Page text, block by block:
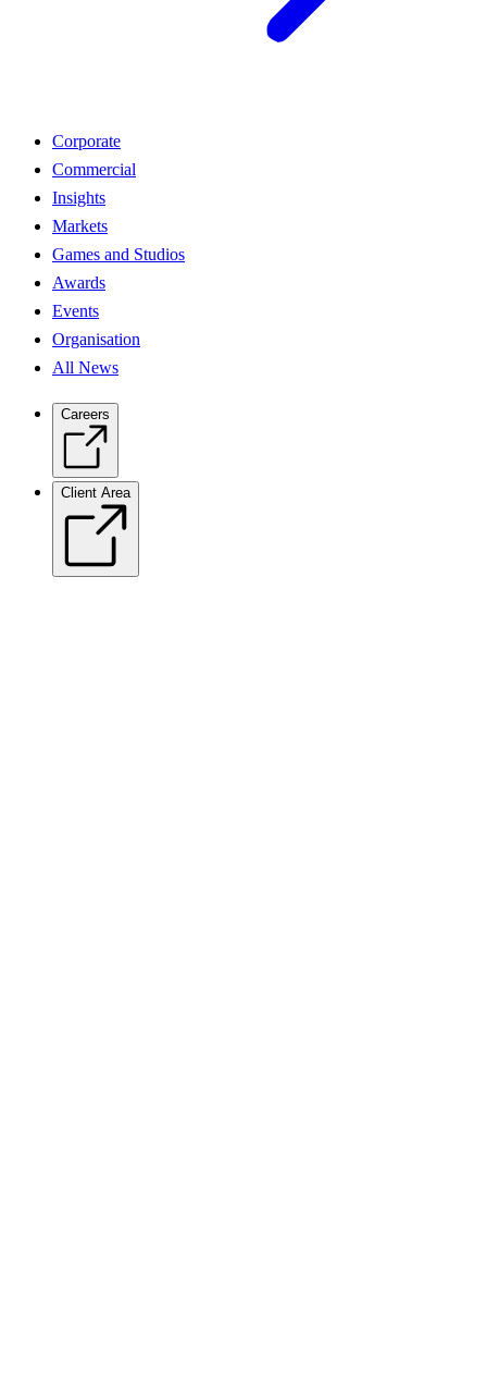
Corporate
Commercial
Insights
Markets
Games and Studios
Awards
Events
Organisation
All News
Careers
Client Area